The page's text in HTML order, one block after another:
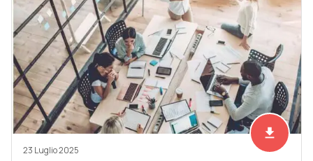
Scarica
file_download
23 Luglio 2025